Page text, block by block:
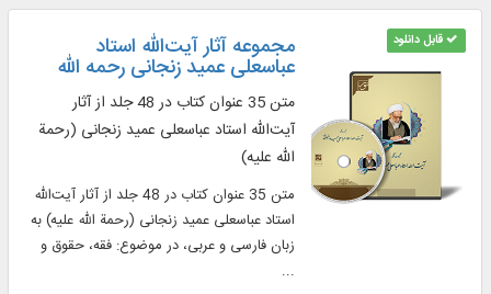
قابل دانلود مجموعه آثار آیت‌الله استاد
عباسعلی عمید زنجانی رحمه الله
متن 35 عنوان کتاب در 48 جلد از آثار
آیت‌الله استاد عباسعلی عمید زنجانی (رحمة
الله علیه)
متن 35 عنوان کتاب در 48 جلد از آثار آیت‌الله
استاد عباسعلی عمید زنجانی (رحمة الله علیه) به
زبان فارسی و عربی، در موضوع: فقه، حقوق و
...